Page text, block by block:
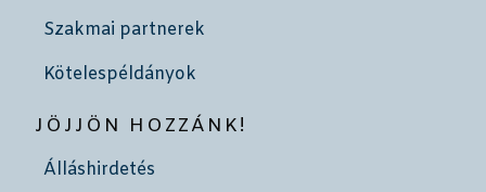
Szakmai partnerek
Kötelespéldányok
JÖJJÖN HOZZÁNK!
Álláshirdetés